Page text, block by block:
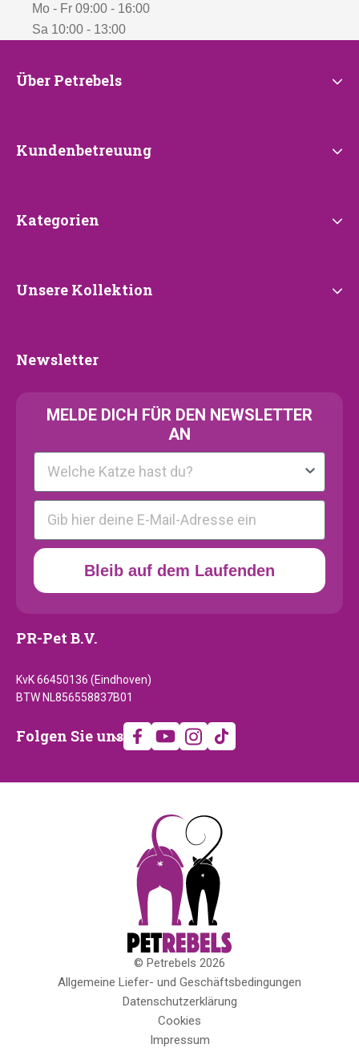
Mo - Fr 09:00 - 16:00
Sa 10:00 - 13:00
Über
Über Petrebels
Kundenbetreuung
Kundenbetreuung
Kategorien
Kategorien
Unsere
Unsere Kollektion
Newsletter
Newsletter
MELDE DICH FÜR DEN NEWSLETTER
AN
Kattenras
E-mail
Bleib auf dem Laufenden
PR-Pet B.V.
KvK 66450136 (Eindhoven)
BTW NL856558837B01
Folgen
uns
Folgen Sie uns
© Petrebels 2026
Copyright
Allgemeine Liefer- und Geschäftsbedingungen
Datenschutzerklärung
Cookies
Impressum